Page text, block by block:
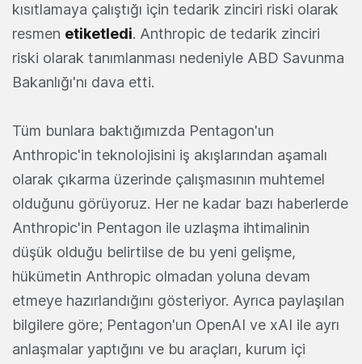
kısıtlamaya çalıştığı için tedarik zinciri riski olarak
resmen etiketledi. Anthropic de tedarik zinciri
riski olarak tanımlanması nedeniyle ABD Savunma
Bakanlığı'nı dava etti.
Tüm bunlara baktığımızda Pentagon'un
Anthropic'in teknolojisini iş akışlarından aşamalı
olarak çıkarma üzerinde çalışmasının muhtemel
olduğunu görüyoruz. Her ne kadar bazı haberlerde
Anthropic'in Pentagon ile uzlaşma ihtimalinin
düşük olduğu belirtilse de bu yeni gelişme,
hükümetin Anthropic olmadan yoluna devam
etmeye hazırlandığını gösteriyor. Ayrıca paylaşılan
bilgilere göre; Pentagon'un OpenAI ve xAI ile ayrı
anlaşmalar yaptığını ve bu araçları, kurum içi